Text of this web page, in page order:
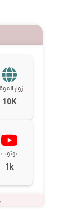
زوار
10K
يوتوب
1k